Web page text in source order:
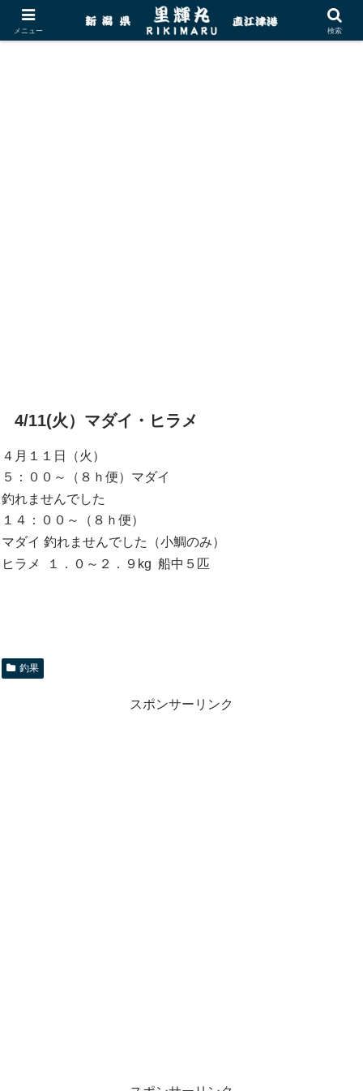
4/11(火）マダイ・ヒラメ
４月１１日（火）
５：００～（８ｈ便）マダイ
釣れませんでした
１４：００～（８ｈ便）
マダイ 釣れませんでした（小鯛のみ）
ヒラメ １．０～２．９kg 船中５匹
釣果
スポンサーリンク
メニュー 検索